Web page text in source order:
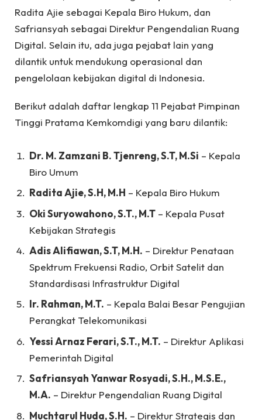
Radita Ajie sebagai Kepala Biro Hukum, dan
Safriansyah sebagai Direktur Pengendalian Ruang
Digital. Selain itu, ada juga pejabat lain yang
dilantik untuk mendukung operasional dan
pengelolaan kebijakan digital di Indonesia.
Berikut adalah daftar lengkap 11 Pejabat Pimpinan
Tinggi Pratama Kemkomdigi yang baru dilantik:
Dr. M. Zamzani B. Tjenreng, S.T, M.Si – Kepala
Biro Umum
Radita Ajie, S.H, M.H – Kepala Biro Hukum
Oki Suryowahono, S.T., M.T – Kepala Pusat
Kebijakan Strategis
Adis Alifiawan, S.T, M.H. – Direktur Penataan
Spektrum Frekuensi Radio, Orbit Satelit dan
Standardisasi Infrastruktur Digital
Ir. Rahman, M.T. – Kepala Balai Besar Pengujian
Perangkat Telekomunikasi
Yessi Arnaz Ferari, S.T., M.T. – Direktur Aplikasi
Pemerintah Digital
Safriansyah Yanwar Rosyadi, S.H., M.S.E.,
M.A. – Direktur Pengendalian Ruang Digital
Muchtarul Huda, S.H. – Direktur Strategis dan